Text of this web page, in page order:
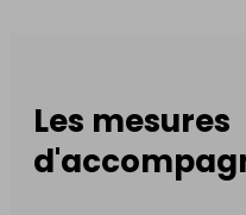
Les mesures